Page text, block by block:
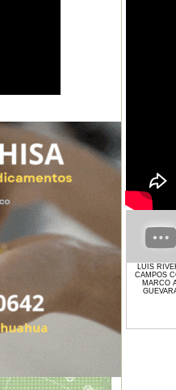
LUIS
CAMPOS
MARCO